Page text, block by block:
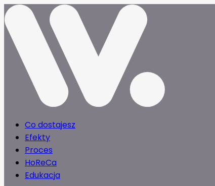
Co dostajesz
Efekty
Proces
HoReCa
Edukacja